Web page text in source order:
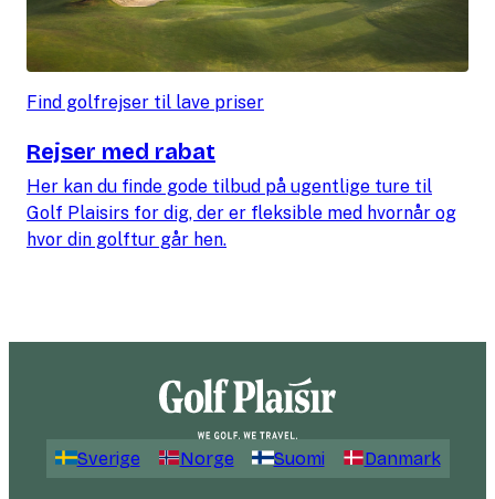
Find golfrejser til lave priser
Rejser med rabat
Her kan du finde gode tilbud på ugentlige ture til
Golf Plaisirs for dig, der er fleksible med hvornår og
hvor din golftur går hen.
Sverige Norge Suomi Danmark